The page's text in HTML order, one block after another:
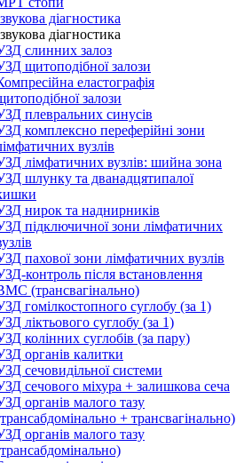
діагностика
діагностика
слинних залоз
щитоподібної залози
еластографія
залози
плевральних синусів
комплексно переферійні зони
вузлів
лімфатичних вузлів: шийна зона
шлунку та дванадцятипалої
нирок та наднирників
підключичної зони лімфатичних
пахової зони лімфатичних вузлів
контроль після встановлення
(трансвагінально)
гомілкостопного суглобу (за 1)
ліктьового суглобу (за 1)
колінних суглобів (за пару)
органів калитки
сечовидільної системи
сечового міхура + залишкова сеча
органів малого тазу
+ трансвагінально)
органів малого тазу